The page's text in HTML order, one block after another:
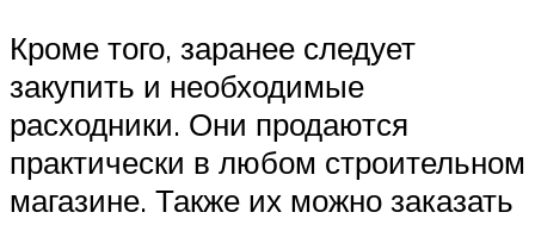
Кроме того, заранее следует
закупить и необходимые
расходники. Они продаются
практически в любом строительном
магазине. Также их можно заказать